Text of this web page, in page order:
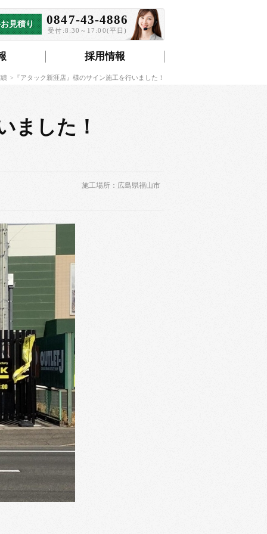
採用情報
0847-43-4886
受付:8:30～17:00(平日)
見積り
『アタック新涯店』様のサイン施工を行いました！
ました！
施工場所：広島県福山市